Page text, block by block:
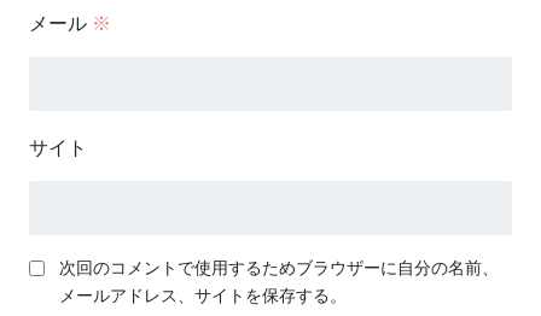
メール ※
サイト
次回のコメントで使用するためブラウザーに自分の名前、
メールアドレス、サイトを保存する。